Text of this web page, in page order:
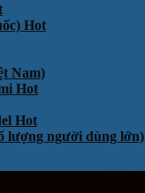
Nam)
lượng người dùng lớn)